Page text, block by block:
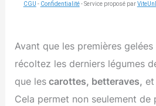
CGU - Confidentialité- Service proposé par
Avant que les premières gelées
récoltez les derniers légumes
que les carottes, betteraves, et
Cela permet non seulement